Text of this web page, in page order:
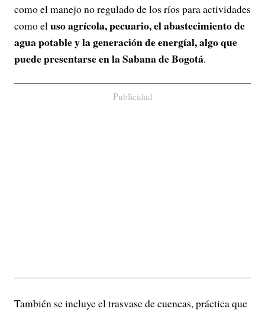
como el manejo no regulado de los ríos para actividades
como eluso agrícola, pecuario, el abastecimiento de
agua potable y la generación de energíal, algo que
puede presentarse en la Sabana de Bogotá.
Publicidad
También se incluye el trasvase de cuencas, práctica que